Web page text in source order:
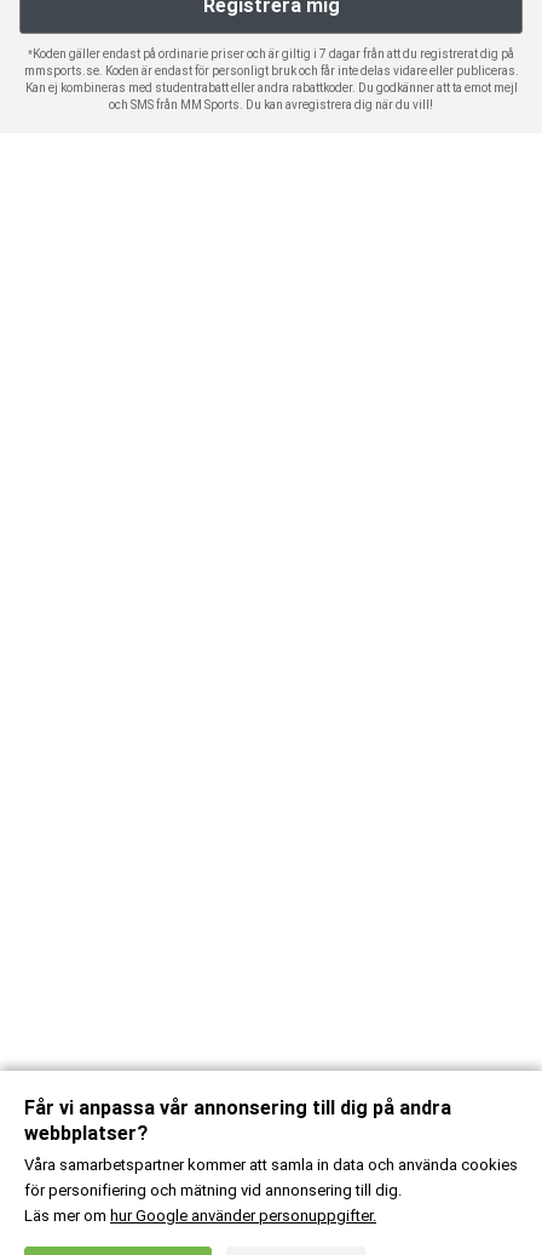
X
*Koden gäller endast på ordinarie priser och är giltig i 7 dagar från att du registrerat dig på
mmsports.se. Koden är endast för personligt bruk och får inte delas vidare eller publiceras.
Kan ej kombineras med studentrabatt eller andra rabattkoder. Du godkänner att ta emot mejl
och SMS från MM Sports. Du kan avregistrera dig när du vill!
Får vi anpassa vår annonsering till dig på andra
webbplatser?
Våra samarbetspartner kommer att samla in data och använda cookies
för personifiering och mätning vid annonsering till dig.
Läs mer om hur Google använder personuppgifter.